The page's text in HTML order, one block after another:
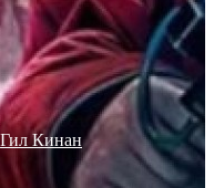
Гил Кинан